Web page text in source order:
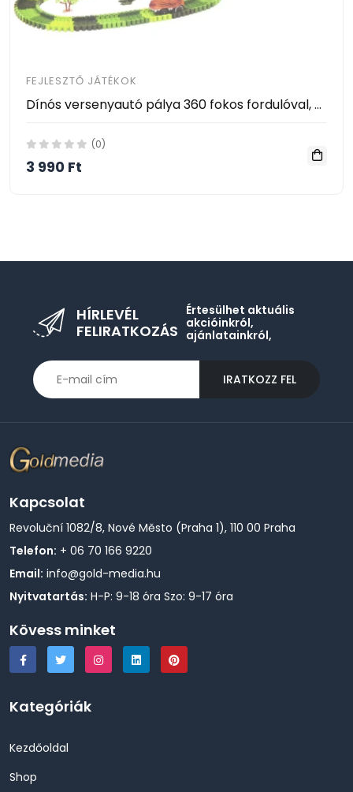
FEJLESZTŐ JÁTÉKOK
Dínós versenyautó pálya 360 fokos fordulóval, 93 darabos készlet
(0)
3 990 Ft
HÍRLEVÉL
FELIRATKOZÁS
Értesülhet aktuális
akcióinkról,
ajánlatainkról,
IRATKOZZ FEL
Kapcsolat
Revoluční 1082/8, Nové Město (Praha 1), 110 00 Praha
Telefon: + 06 70 166 9220
Email: info@gold-media.hu
Nyitvatartás: H-P: 9-18 óra Szo: 9-17 óra
Kövess minket
Kategóriák
Kezdőoldal
Shop